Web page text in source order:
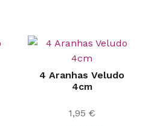
4 Aranhas Veludo
4cm
1,95 €